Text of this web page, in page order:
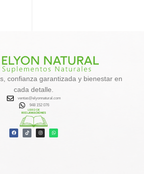
confianza garantizada y bienestar en
cada detalle.
ventas@elyonnatural.com
948 152 076